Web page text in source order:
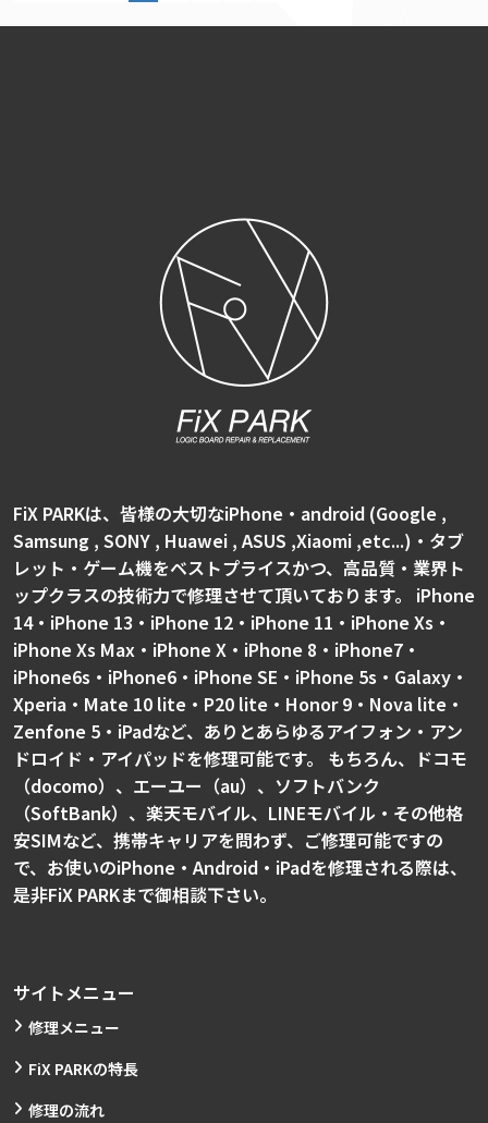
FiX PARKは、皆様の大切なiPhone・android (Google ,
Samsung , SONY , Huawei , ASUS ,Xiaomi ,etc...)・タブ
レット・ゲーム機をベストプライスかつ、高品質・業界ト
ップクラスの技術力で修理させて頂いております。 iPhone
14・iPhone 13・iPhone 12・iPhone 11・iPhone Xs・
iPhone Xs Max・iPhone X・iPhone 8・iPhone7・
iPhone6s・iPhone6・iPhone SE・iPhone 5s・Galaxy・
Xperia・Mate 10 lite・P20 lite・Honor 9・Nova lite・
Zenfone 5・iPadなど、ありとあらゆるアイフォン・アン
ドロイド・アイパッドを修理可能です。 もちろん、ドコモ
（docomo）、エーユー（au）、ソフトバンク
（SoftBank）、楽天モバイル、LINEモバイル・その他格
安SIMなど、携帯キャリアを問わず、ご修理可能ですの
で、お使いのiPhone・Android・iPadを修理される際は、
是非FiX PARKまで御相談下さい。
サイトメニュー
修理メニュー
FiX PARKの特長
修理の流れ